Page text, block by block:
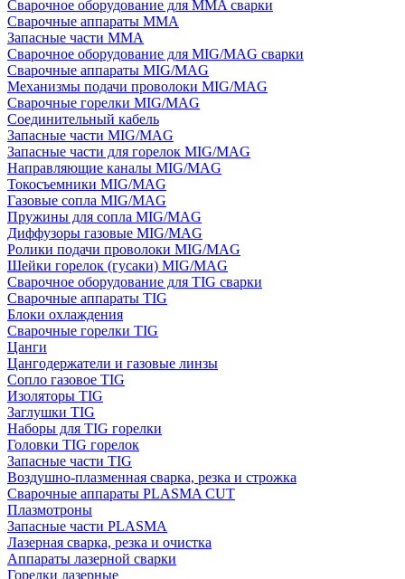
Сварочное оборудование для MMA сварки
Сварочные аппараты MMA
Запасные части MMA
Сварочное оборудование для MIG/MAG сварки
Сварочные аппараты MIG/MAG
Механизмы подачи проволоки MIG/MAG
Сварочные горелки MIG/MAG
Соединительный кабель
Запасные части MIG/MAG
Запасные части для горелок MIG/MAG
Направляющие каналы MIG/MAG
Токосъемники MIG/MAG
Газовые сопла MIG/MAG
Пружины для сопла MIG/MAG
Диффузоры газовые MIG/MAG
Ролики подачи проволоки MIG/MAG
Шейки горелок (гусаки) MIG/MAG
Сварочное оборудование для TIG сварки
Сварочные аппараты TIG
Блоки охлаждения
Сварочные горелки TIG
Цанги
Цангодержатели и газовые линзы
Сопло газовое TIG
Изоляторы TIG
Заглушки TIG
Наборы для TIG горелки
Головки TIG горелок
Запасные части TIG
Воздушно-плазменная сварка, резка и строжка
Сварочные аппараты PLASMA CUT
Плазмотроны
Запасные части PLASMA
Лазерная сварка, резка и очистка
Аппараты лазерной сварки
Горелки лазерные